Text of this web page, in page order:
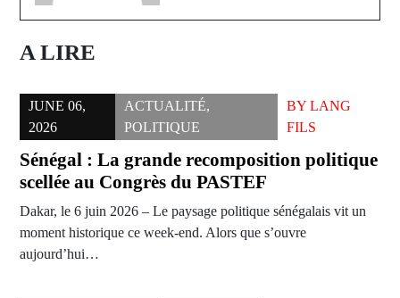
A LIRE
JUNE 06,
2026
ACTUALITÉ,
POLITIQUE
BY LANG
FILS
Sénégal : La grande recomposition politique
scellée au Congrès du PASTEF
Dakar, le 6 juin 2026 – Le paysage politique sénégalais vit un
moment historique ce week-end. Alors que s’ouvre
aujourd’hui…